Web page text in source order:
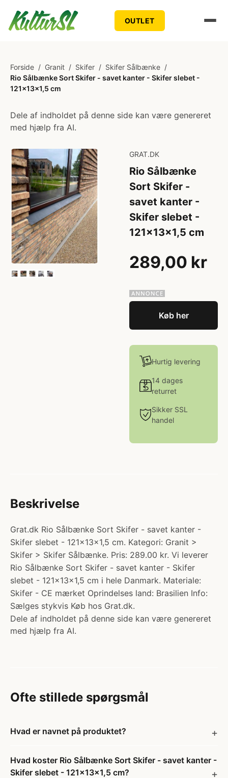
OUTLET
Forside / Granit / Skifer / Skifer Sålbænke /
Rio Sålbænke Sort Skifer - savet kanter - Skifer slebet -
121x13x1,5 cm
Dele af indholdet på denne side kan være genereret
med hjælp fra AI.
GRAT.DK
Rio Sålbænke
Sort Skifer -
savet kanter -
Skifer slebet -
121x13x1,5 cm
289,00 kr
Køb her
Hurtig levering
14 dages
returret
Sikker SSL
handel
Beskrivelse
Grat.dk Rio Sålbænke Sort Skifer - savet kanter -
Skifer slebet - 121x13x1,5 cm. Kategori: Granit >
Skifer > Skifer Sålbænke. Pris: 289.00 kr. Vi leverer
Rio Sålbænke Sort Skifer - savet kanter - Skifer
slebet - 121x13x1,5 cm i hele Danmark. Materiale:
Skifer - CE mærket Oprindelses land: Brasilien Info:
Sælges stykvis Køb hos Grat.dk.
Dele af indholdet på denne side kan være genereret
med hjælp fra AI.
Ofte stillede spørgsmål
Hvad er navnet på produktet?
Hvad koster Rio Sålbænke Sort Skifer - savet kanter -
Skifer slebet - 121x13x1,5 cm?